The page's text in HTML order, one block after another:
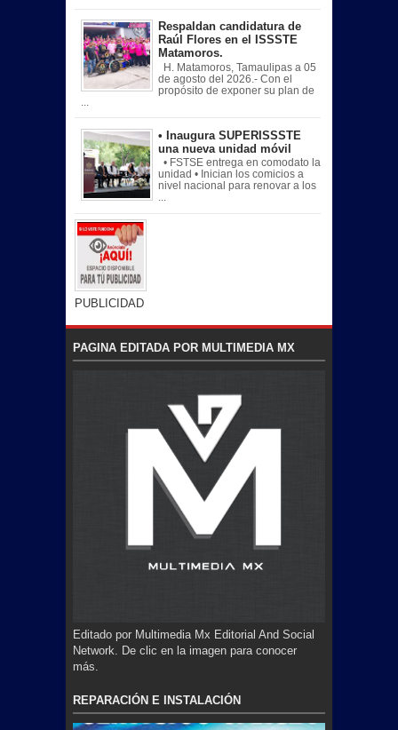
Respaldan candidatura de
Raúl Flores en el ISSSTE
Matamoros.
H. Matamoros, Tamaulipas a 05
de agosto del 2026.- Con el
propósito de exponer su plan de
• Inaugura SUPERISSSTE
una nueva unidad móvil
• FSTSE entrega en comodato la
unidad • Inician los comicios a
nivel nacional para renovar a los
...
PUBLICIDAD
PAGINA EDITADA POR MULTIMEDIA MX
Editado por Multimedia Mx Editorial And Social
Network. De clic en la imagen para conocer
más.
REPARACIÓN E INSTALACIÓN